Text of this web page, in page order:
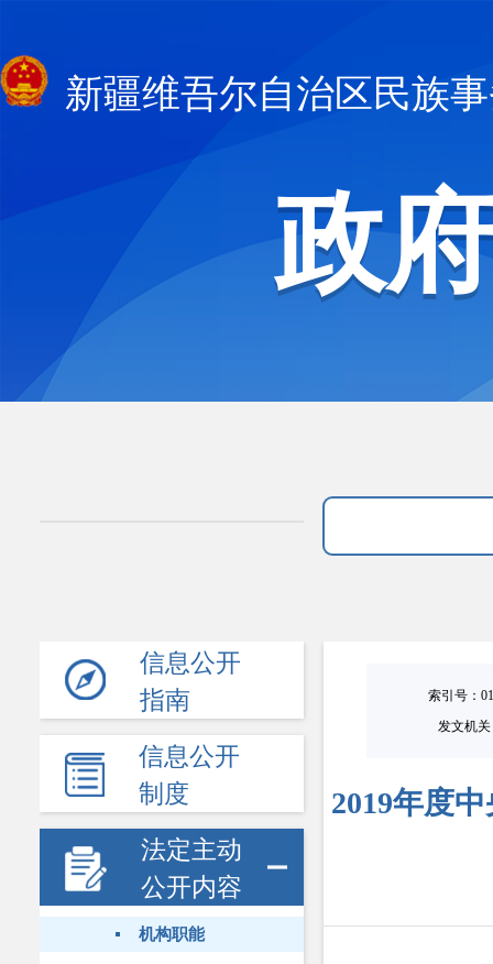
新疆维吾尔自治区民族
政
信息公开
指南
信息公开
制度
法定主动
公开内容
机构职能
索引号：
发文机
2019年度